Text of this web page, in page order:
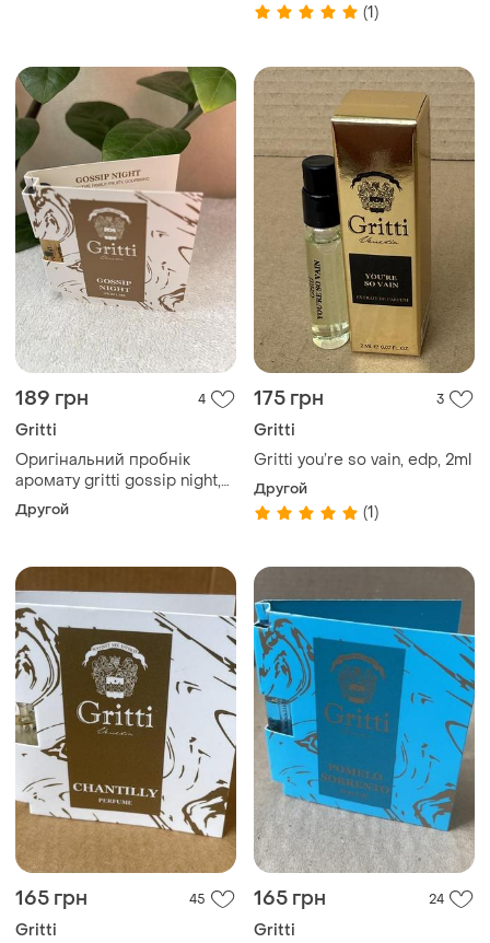
(1)
189 грн 4
Gritti
Оригінальний пробнік
аромату gritti gossip night,
2ml
Другой
175 грн 3
Gritti
Gritti you’re so vain, edp, 2ml
Другой
(1)
165 грн 45
Gritti
165 грн 24
Gritti